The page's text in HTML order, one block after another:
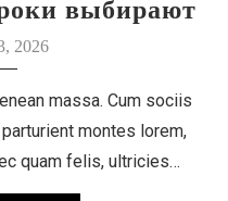
выбирают
2026
massa. Cum sociis
montes lorem,
quam felis, ultricies…